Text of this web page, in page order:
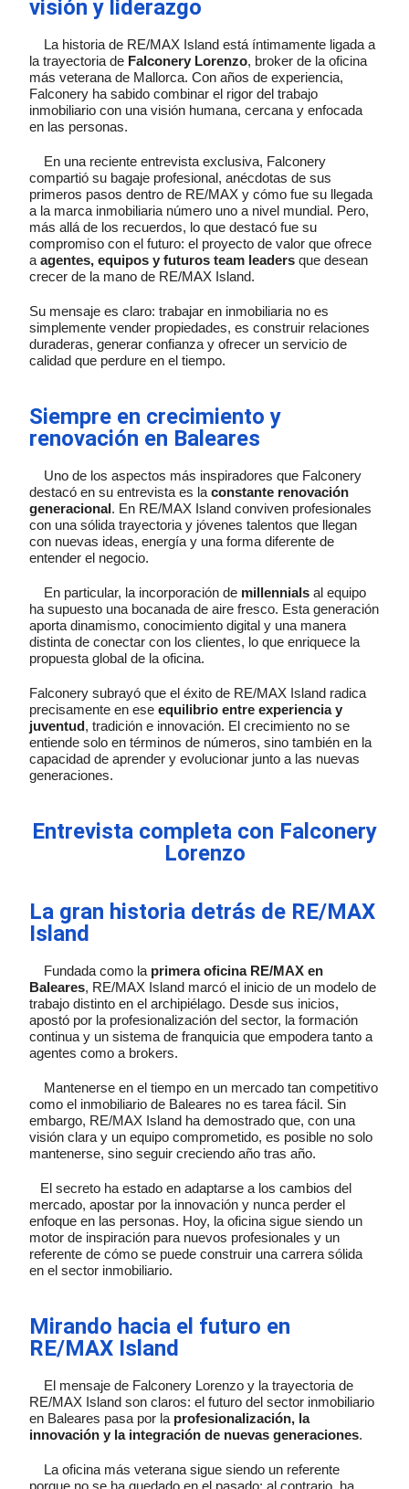
visión y liderazgo
La historia de RE/MAX Island está íntimamente ligada a
la trayectoria de Falconery Lorenzo, broker de la oficina
más veterana de Mallorca. Con años de experiencia,
Falconery ha sabido combinar el rigor del trabajo
inmobiliario con una visión humana, cercana y enfocada
en las personas.
En una reciente entrevista exclusiva, Falconery
compartió su bagaje profesional, anécdotas de sus
primeros pasos dentro de RE/MAX y cómo fue su llegada
a la marca inmobiliaria número uno a nivel mundial. Pero,
más allá de los recuerdos, lo que destacó fue su
compromiso con el futuro: el proyecto de valor que ofrece
aagentes, equipos y futuros team leaders que desean
crecer de la mano de RE/MAX Island.
Su mensaje es claro: trabajar en inmobiliaria no es
simplemente vender propiedades, es construir relaciones
duraderas, generar confianza y ofrecer un servicio de
calidad que perdure en el tiempo.
Siempre en crecimiento y
renovación en Baleares
Uno de los aspectos más inspiradores que Falconery
destacó en su entrevista es laconstante renovación
generacional. En RE/MAX Island conviven profesionales
con una sólida trayectoria y jóvenes talentos que llegan
con nuevas ideas, energía y una forma diferente de
entender el negocio.
En particular, la incorporación de millennials al equipo
ha supuesto una bocanada de aire fresco. Esta generación
aporta dinamismo, conocimiento digital y una manera
distinta de conectar con los clientes, lo que enriquece la
propuesta global de la oficina.
Falconery subrayó que el éxito de RE/MAX Island radica
precisamente en eseequilibrio entre experiencia y
juventud, tradición e innovación. El crecimiento no se
entiende solo en términos de números, sino también en la
capacidad de aprender y evolucionar junto a las nuevas
generaciones.
Entrevista completa con Falconery
Lorenzo
La gran historia detrás de RE/MAX
Island
Fundada como la primera oficina RE/MAX en
Baleares, RE/MAX Island marcó el inicio de un modelo de
trabajo distinto en el archipiélago. Desde sus inicios,
apostó por la profesionalización del sector, la formación
continua y un sistema de franquicia que empodera tanto a
agentes como a brokers.
Mantenerse en el tiempo en un mercado tan competitivo
como el inmobiliario de Baleares no es tarea fácil. Sin
embargo, RE/MAX Island ha demostrado que, con una
visión clara y un equipo comprometido, es posible no solo
mantenerse, sino seguir creciendo año tras año.
El secreto ha estado en adaptarse a los cambios del
mercado, apostar por la innovación y nunca perder el
enfoque en las personas. Hoy, la oficina sigue siendo un
motor de inspiración para nuevos profesionales y un
referente de cómo se puede construir una carrera sólida
en el sector inmobiliario.
Mirando hacia el futuro en
RE/MAX Island
El mensaje de Falconery Lorenzo y la trayectoria de
RE/MAX Island son claros: el futuro del sector inmobiliario
en Baleares pasa por la profesionalización, la
innovación y la integración de nuevas generaciones.
La oficina más veterana sigue siendo un referente
porque no se ha quedado en el pasado; al contrario, ha